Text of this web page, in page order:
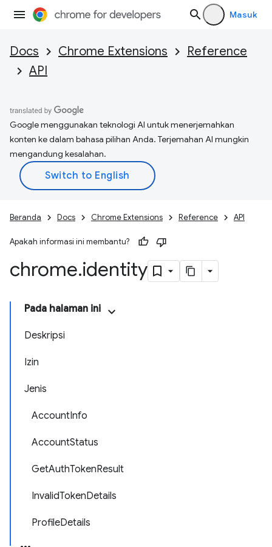
Masuk
Docs Chrome Extensions
Reference
API
Google menggunakan teknologi AI untuk menerjemahkan
konten ke dalam bahasa pilihan Anda. Terjemahan AI mungkin
mengandung kesalahan.
Beranda Docs Chrome Extensions Reference API
Apakah informasi ini membantu?
chrome.identity
Pada halaman ini
Deskripsi
Izin
Jenis
AccountInfo
AccountStatus
GetAuthTokenResult
InvalidTokenDetails
ProfileDetails